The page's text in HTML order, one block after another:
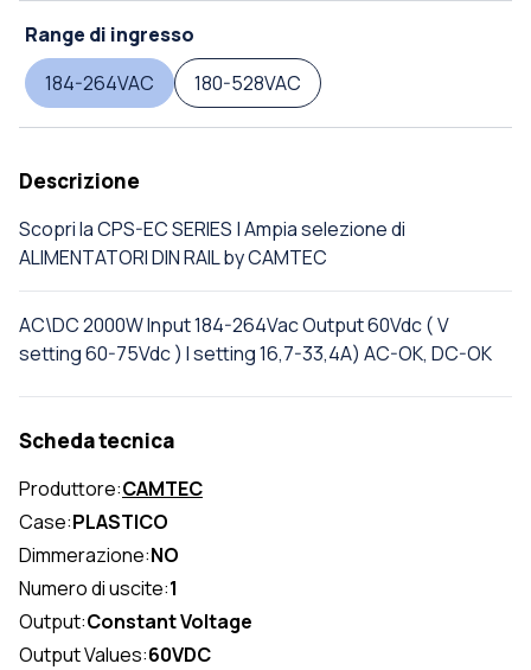
Range di ingresso
184-264VAC
180-528VAC
Descrizione
Scopri la CPS-EC SERIES | Ampia selezione di
ALIMENTATORI DIN RAIL by CAMTEC
AC\DC 2000W Input 184-264Vac Output 60Vdc ( V
setting 60-75Vdc ) I setting 16,7-33,4A) AC-OK, DC-OK
Scheda tecnica
Produttore:CAMTEC
Case:PLASTICO
Dimmerazione:NO
Numero di uscite:1
Output:Constant Voltage
Output Values:60VDC